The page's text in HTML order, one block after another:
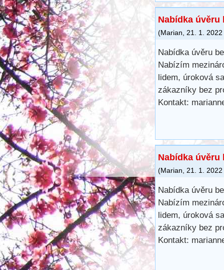
Nabídka úvěru
(Marian 21. 1. 2022
Nabídka úvěru
Nabízím
lidem, úroková
zákazníky bez
Kontakt:
Nabídka úvěru
(Marian 21. 1. 2022
Nabídka úvěru
Nabízím
lidem, úroková
zákazníky bez
Kontakt: